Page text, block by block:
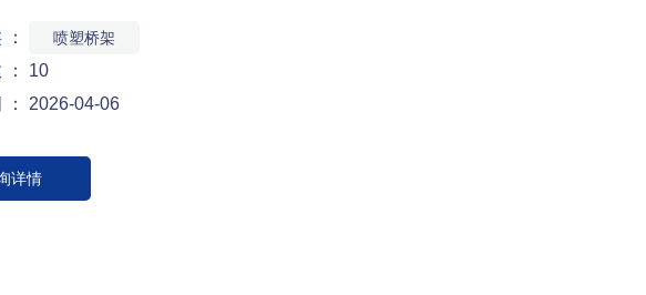
喷塑桥架
10
： 2026-04-06
详情